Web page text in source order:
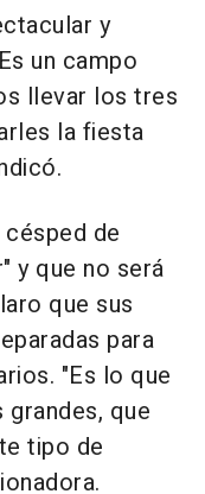
y
un campo
llevar los tres
la fiesta
de
y que no será
que sus
para
"Es lo que
que
tipo de